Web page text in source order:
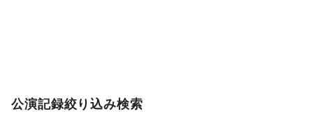
公演記録絞り込み検索